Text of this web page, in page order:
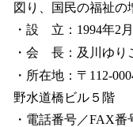
図り、国民の福祉の
・設 立：1994年2月
・会 長：及川ゆり
・所在地：〒112-
野水道橋ビル５階
・電話番号／FAX番